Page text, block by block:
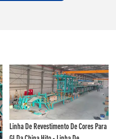
Linha De Revestimento De Cores Para